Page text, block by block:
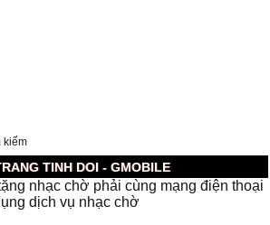
kiếm
TINH DOI - GMOBILE
nhạc chờ phải cùng mạng điện thoại
dịch vụ nhạc chờ